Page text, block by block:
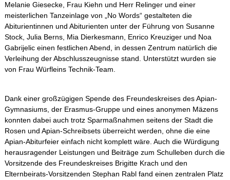
Melanie Giesecke, Frau Kiehn und Herr Relinger und einer
meisterlichen Tanzeinlage von „No Words“ gestalteten die
Abiturientinnen und Abiturienten unter der Führung von Susanne
Stock, Julia Berns, Mia Dierkesmann, Enrico Kreuziger und Noa
Gabrijelic einen festlichen Abend, in dessen Zentrum natürlich die
Verleihung der Abschlusszeugnisse stand. Unterstützt wurden sie
von Frau Würfleins Technik-Team.
Dank einer großzügigen Spende des Freundeskreises des Apian-
Gymnasiums, der Erasmus-Gruppe und eines anonymen Mäzens
konnten dabei auch trotz Sparmaßnahmen seitens der Stadt die
Rosen und Apian-Schreibsets überreicht werden, ohne die eine
Apian-Abiturfeier einfach nicht komplett wäre. Auch die Würdigung
herausragender Leistungen und Beiträge zum Schulleben durch die
Vorsitzende des Freundeskreises Brigitte Krach und den
Elternbeirats-Vorsitzenden Stephan Rabl fand einen zentralen Platz